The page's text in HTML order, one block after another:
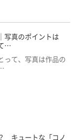
写真のポイントは
…
って、写真は作品の
キュートな「コノ